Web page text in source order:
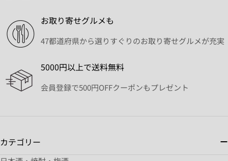
お取り寄せグルメも
47都道府県から選りすぐりのお取り寄せグルメが充実
5000円以上で送料無料
会員登録で500円OFFクーポンもプレゼント
カテゴリー